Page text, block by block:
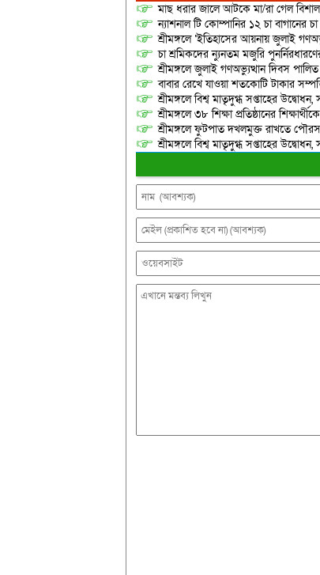
মাছ ধরার জালে আটকে মা/রা গেল
ন্যাশনাল টি কোম্পানির ১২ চা বাগানের
শ্রীমঙ্গলে ‘ইতিহাসের আয়নায় জুলাই
চা শ্রমিকদের ন্যুনতম মজুরি
শ্রীমঙ্গলে জুলাই গণঅভ্যুত্থান দিবস পালিত
বাবার রেখে যাওয়া শতকোটি টাকার
শ্রীমঙ্গলে বিশ্ব মাতৃদুগ্ধ সপ্তাহের
শ্রীমঙ্গলে ৩৮ শিক্ষা প্রতিষ্ঠানের
শ্রীমঙ্গলে ফুটপাত দখলমুক্ত রাখতে
শ্রীমঙ্গলে বিশ্ব মাতৃদুগ্ধ সপ্তাহের